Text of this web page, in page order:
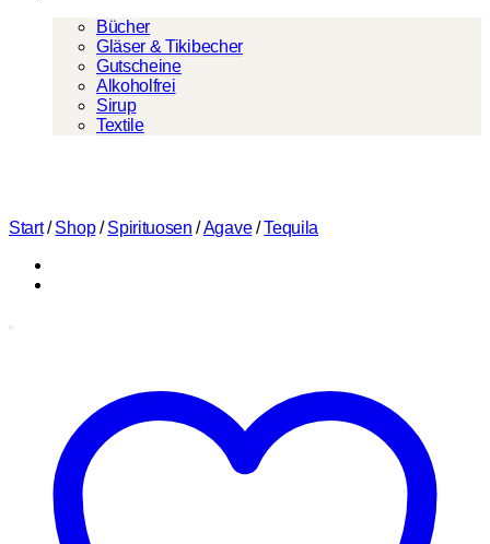
Bücher
Gläser & Tikibecher
Gutscheine
Alkoholfrei
Sirup
Textile
Start / Shop / Spirituosen /Agave / Tequila